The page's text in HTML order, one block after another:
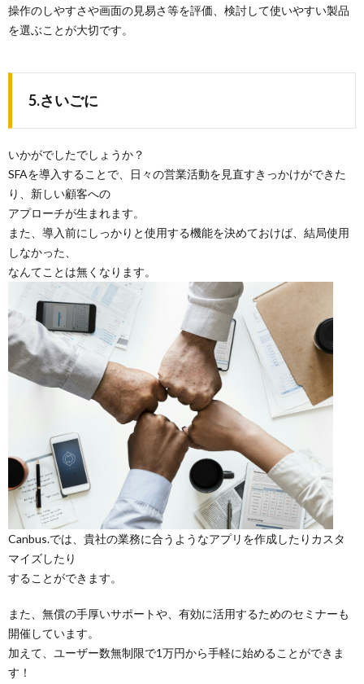
操作のしやすさや画面の見易さ等を評価、検討して使いやすい製品
を選ぶことが大切です。
5.さいごに
いかがでしたでしょうか？
SFAを導入することで、日々の営業活動を見直すきっかけができた
り、新しい顧客への
アプローチが生まれます。
また、導入前にしっかりと使用する機能を決めておけば、結局使用
しなかった、
なんてことは無くなります。
Canbus.では、貴社の業務に合うようなアプリを作成したりカスタ
マイズしたり
することができます。
また、無償の手厚いサポートや、有効に活用するためのセミナーも
開催しています。
加えて、ユーザー数無制限で1万円から手軽に始めることができま
す！